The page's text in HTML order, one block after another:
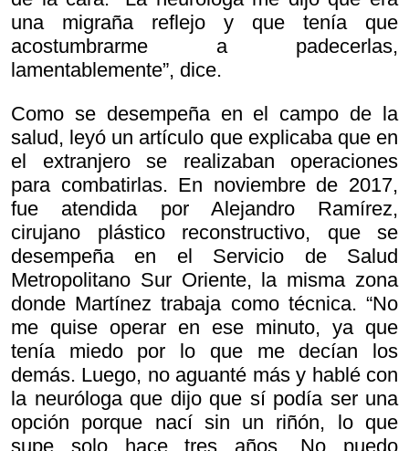
una migraña reflejo y que tenía que
acostumbrarme a padecerlas,
lamentablemente”, dice.
Como se desempeña en el campo de la
salud, leyó un artículo que explicaba que en
el extranjero se realizaban operaciones
para combatirlas. En noviembre de 2017,
fue atendida por Alejandro Ramírez,
cirujano plástico reconstructivo, que se
desempeña en el Servicio de Salud
Metropolitano Sur Oriente, la misma zona
donde Martínez trabaja como técnica. “No
me quise operar en ese minuto, ya que
tenía miedo por lo que me decían los
demás. Luego, no aguanté más y hablé con
la neuróloga que dijo que sí podía ser una
opción porque nací sin un riñón, lo que
supe solo hace tres años. No puedo